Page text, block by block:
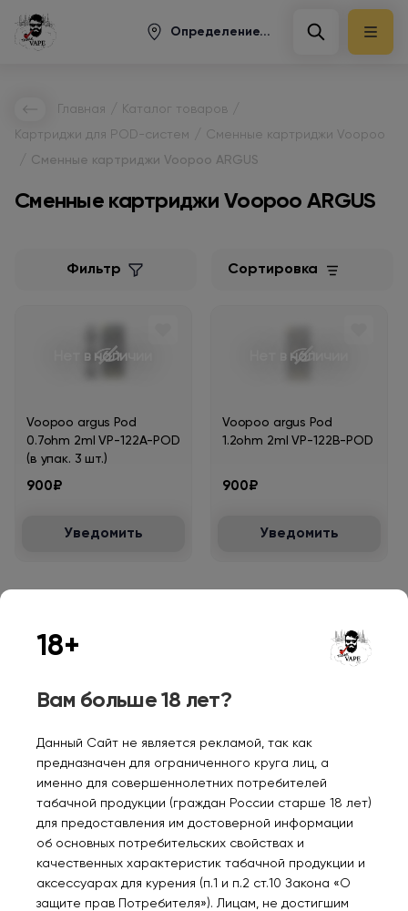
Определение...
Главная Каталог товаров
Картриджи для POD-систем Сменные картриджи Voopoo
Сменные картриджи Voopoo ARGUS
Сменные картриджи Voopoo ARGUS
Фильтр Сортировка
Нет в наличии
Voopoo argus Pod
0.7ohm 2ml VP-122A-POD
(в упак. 3 шт.)
900₽
Уведомить
Нет в наличии
Voopoo argus Pod
1.2ohm 2ml VP-122B-POD
900₽
Уведомить
MIKING 8000 Клубника
ARTERY CL6 30000
чай 2%
1130₽
18+
Вам больше 18 лет?
Данный Сайт не является рекламой, так как
предназначен для ограниченного круга лиц, а
именно для совершеннолетних потребителей
табачной продукции (граждан России старше 18 лет)
для предоставления им достоверной информации
об основных потребительских свойствах и
качественных характеристик табачной продукции и
аксессуарах для курения (п.1 и п.2 ст.10 Закона «О
защите прав Потребителя»). Лицам, не достигшим